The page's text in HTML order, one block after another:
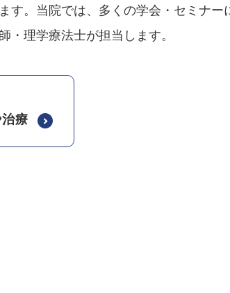
す。当院では、多くの学会・セミナ
・理学療法士が担当します。
療